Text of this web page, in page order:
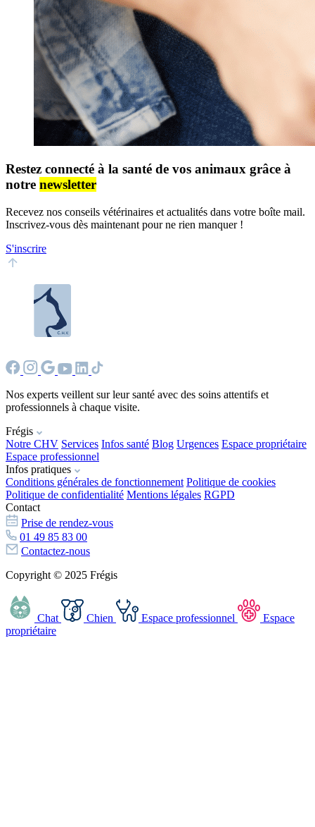
Restez connecté à la santé de vos animaux grâce à
notre newsletter
Recevez nos conseils vétérinaires et actualités dans votre boîte mail.
Inscrivez-vous dès maintenant pour ne rien manquer !
S'inscrire
Nos experts veillent sur leur santé avec des soins attentifs et
professionnels à chaque visite.
Frégis
Notre CHV Services Infos santé Blog Urgences Espace propriétaire
Espace professionnel
Infos pratiques
Conditions générales de fonctionnement Politique de cookies
Politique de confidentialité Mentions légales RGPD
Contact
Prise de rendez-vous
01 49 85 83 00
Contactez-nous
Copyright © 2025 Frégis
Chat Chien Espace professionnel
Espace
propriétaire